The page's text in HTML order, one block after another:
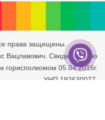
права защищены.
Вацлавович. Свидетельство
05.04.2016г.
УНП 192630077.